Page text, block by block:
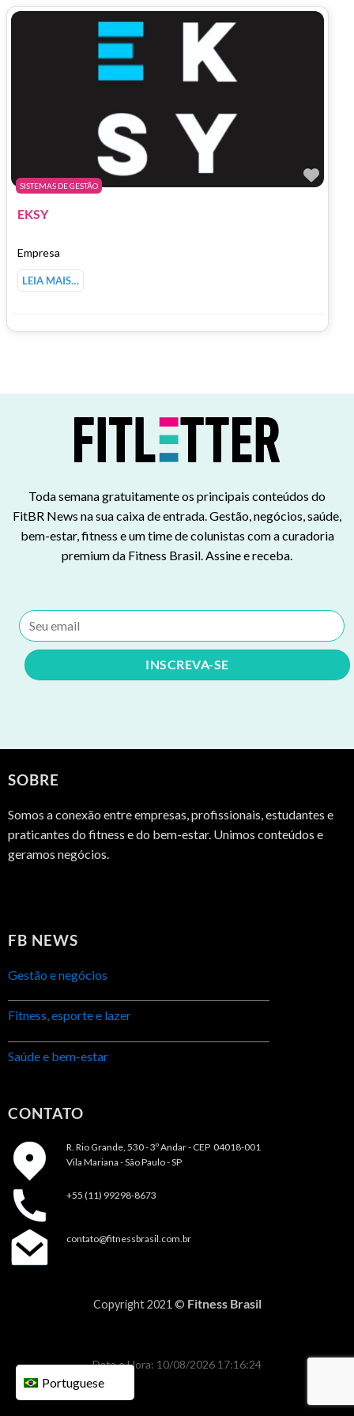
SISTEMAS DE GESTÃO
EKSY
Empresa
LEIA MAIS…
Toda semana gratuitamente os principais conteúdos do
FitBR News na sua caixa de entrada. Gestão, negócios, saúde,
bem-estar, fitness e um time de colunistas com a curadoria
premium da Fitness Brasil. Assine e receba.
SOBRE
Somos a conexão entre empresas, profissionais, estudantes e
praticantes do fitness e do bem-estar. Unimos conteúdos e
geramos negócios.
FB NEWS
Gestão e negócios
Fitness, esporte e lazer
Saúde e bem-estar
CONTATO
R. Rio Grande, 530 - 3º Andar - CEP 04018-001
Vila Mariana - São Paulo - SP
+55 (11) 99298-8673
contato@fitnessbrasil.com.br
Copyright 2021 © Fitness Brasil
Data e Hora: 10/08/2026 17:16:24
Portuguese